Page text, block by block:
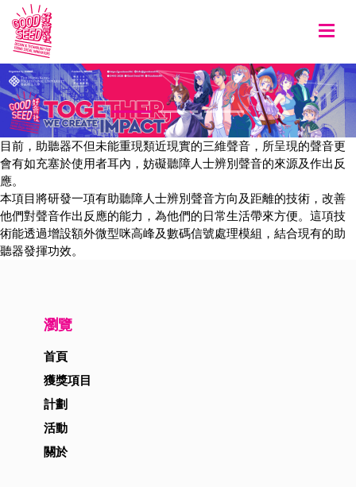
目前，助聽器不但未能重現類近現實的三維聲音，所呈現的聲音更
會有如充塞於使用者耳內，妨礙聽障人士辨別聲音的來源及作出反
應。
本項目將研發一項有助聽障人士辨別聲音方向及距離的技術，改善
他們對聲音作出反應的能力，為他們的日常生活帶來方便。這項技
術能透過增設額外微型咪高峰及數碼信號處理模組，結合現有的助
聽器發揮功效。
瀏覽
首頁
獲獎項目
計劃
活動
關於